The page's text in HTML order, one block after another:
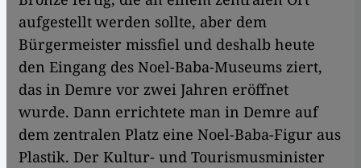
aufgestellt werden sollte, aber dem
Bürgermeister missfiel und deshalb heute
den Eingang des Noel-Baba-Museums ziert,
das in Demre vor zwei Jahren eröffnet
wurde. Dann errichtete man in Demre auf
dem zentralen Platz eine Noel-Baba-Figur aus
Plastik. Der Kultur- und Tourismusminister